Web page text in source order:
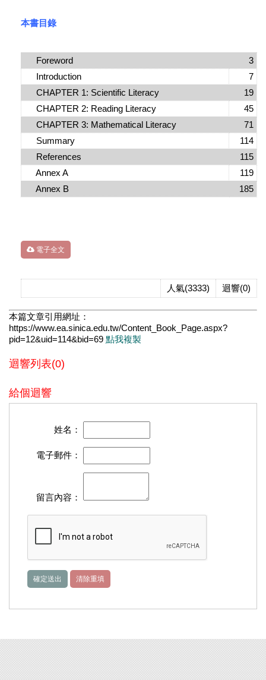
本書目錄
Foreword
3
Introduction
7
CHAPTER 1: Scientific Literacy
19
CHAPTER 2: Reading Literacy
45
CHAPTER 3: Mathematical Literacy
71
Summary
114
References
115
Annex A
119
Annex B
185
電子全文
迴響(0)
人氣(3333)
本篇文章引用網址：
https://www.ea.sinica.edu.tw/Content_Book_Page.aspx?
pid=12&uid=114&bid=69 點我複製
迴響列表(0)
給個迴響
姓名：
電子郵件：
留言內容：